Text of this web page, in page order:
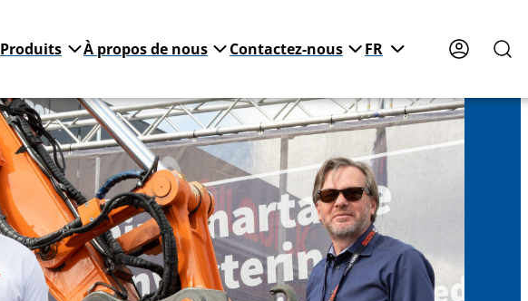
Produits À propos de nous Contactez-nous FR